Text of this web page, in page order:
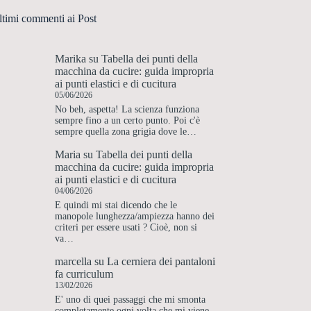
commenti ai Post
Marika suTabella dei punti della
macchina da cucire: guida impropria
ai punti elastici e di cucitura
05/06/2026
No beh, aspetta! La scienza funziona
sempre fino a un certo punto. Poi c'è
sempre quella zona grigia dove le…
Maria suTabella dei punti della
macchina da cucire: guida impropria
ai punti elastici e di cucitura
04/06/2026
E quindi mi stai dicendo che le
manopole lunghezza/ampiezza hanno dei
criteri per essere usati ? Cioè, non si
va…
marcella suLa cerniera dei pantaloni
fa curriculum
13/02/2026
E' uno di quei passaggi che mi smonta